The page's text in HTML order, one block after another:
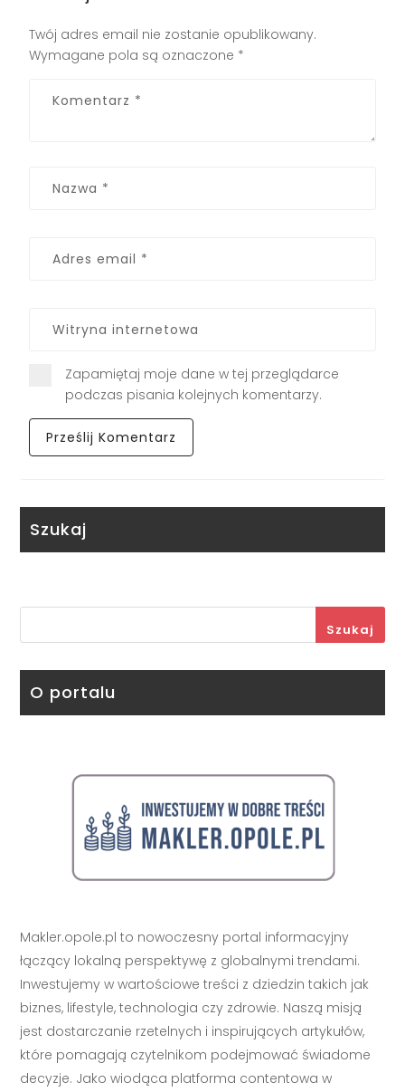
Twój adres email nie zostanie opublikowany.
Wymagane pola są oznaczone *
Zapamiętaj moje dane w tej przeglądarce
podczas pisania kolejnych komentarzy.
Szukaj
Szukaj
O portalu
Makler.opole.pl to nowoczesny portal informacyjny
łączący lokalną perspektywę z globalnymi trendami.
Inwestujemy w wartościowe treści z dziedzin takich jak
biznes, lifestyle, technologia czy zdrowie. Naszą misją
jest dostarczanie rzetelnych i inspirujących artykułów,
które pomagają czytelnikom podejmować świadome
decyzje. Jako wiodąca platforma contentowa w